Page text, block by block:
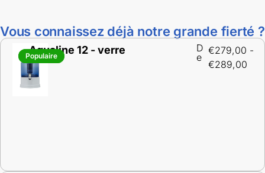
Vous connaissez déjà notre grande fierté ?
Populaire
Populaire
Aqualine 12 - verre
D
e
€279,00 -
€289,00